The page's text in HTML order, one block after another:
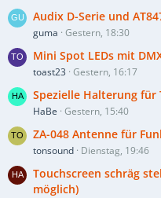
Audix D-Serie und
guma Gestern, 18:30
Mini Spot LEDs mit
toast23 Gestern, 16:17
Spezielle Halterung für
HaBe Gestern, 15:40
ZA-048 Antenne für
tonsound Dienstag, 19:46
Touchscreen schräg
möglich)